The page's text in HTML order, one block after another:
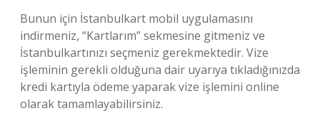
Bunun için İstanbulkart mobil uygulamasını
indirmeniz, “Kartlarım” sekmesine gitmeniz ve
İstanbulkartınızı seçmeniz gerekmektedir. Vize
işleminin gerekli olduğuna dair uyarıya tıkladığınızda
kredi kartıyla ödeme yaparak vize işlemini online
olarak tamamlayabilirsiniz.